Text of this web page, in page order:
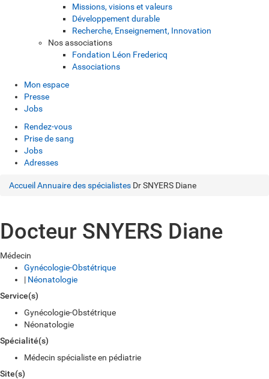
Missions, visions et valeurs
Développement durable
Recherche, Enseignement, Innovation
Nos associations
Fondation Léon Fredericq
Associations
Mon espace
Presse
Jobs
Rendez-vous
Prise de sang
Jobs
Adresses
Accueil Annuaire des spécialistes Dr SNYERS Diane
Docteur SNYERS Diane
Médecin
Gynécologie-Obstétrique
| Néonatologie
Service(s)
Gynécologie-Obstétrique
Néonatologie
Spécialité(s)
Médecin spécialiste en pédiatrie
Site(s)